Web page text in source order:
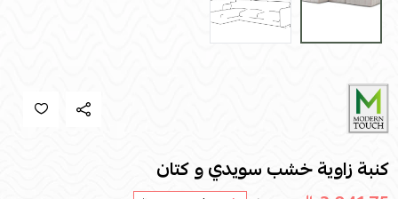
كنبة زاوية خشب سويدي و كتان